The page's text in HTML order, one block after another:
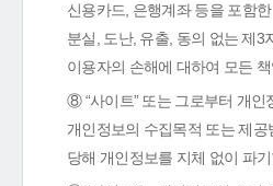
신용카드, 은행계좌 등을 포함
분실, 도난, 유출, 동의 없는 제3
이용자의 손해에 대하여 모든
⑧ “사이트” 또는 그로부터 개인
개인정보의 수집목적 또는 제
당해 개인정보를 지체 없이 파기